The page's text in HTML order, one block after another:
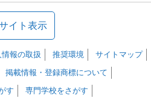
イト表示
報の取扱 推奨環境
サイトマップ
掲載情報・登録商標について
す
専門学校をさがす